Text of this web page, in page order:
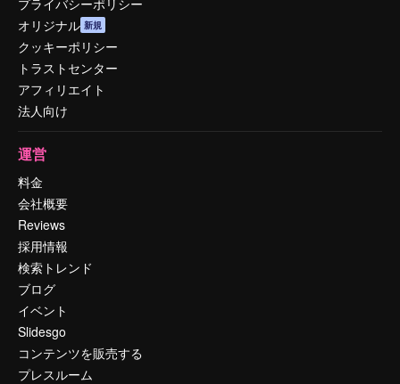
オリジナル 新規
クッキーポリシー
トラストセンター
アフィリエイト
法人向け
運営
料金
会社概要
Reviews
採用情報
検索トレンド
ブログ
イベント
Slidesgo
コンテンツを販売する
プレスルーム